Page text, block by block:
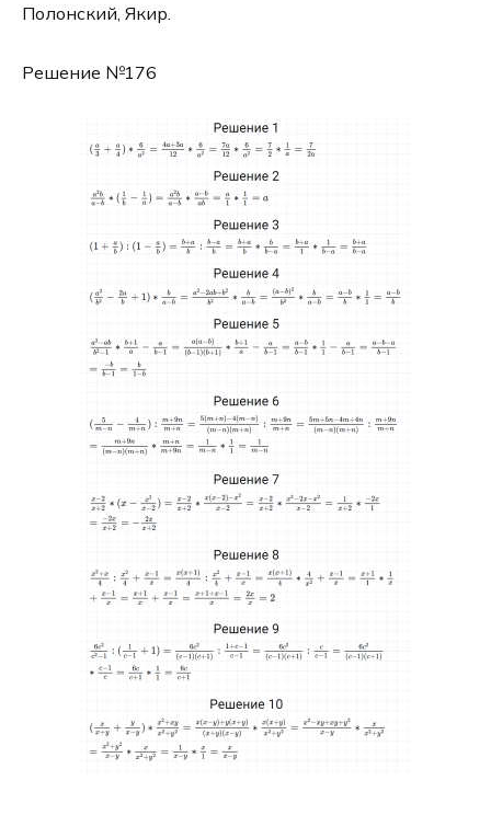
Полонский, Якир.
Решение №176